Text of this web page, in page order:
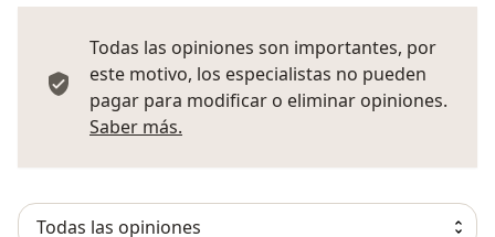
Todas las opiniones son importantes, por
este motivo, los especialistas no pueden
pagar para modificar o eliminar opiniones.
Saber más.